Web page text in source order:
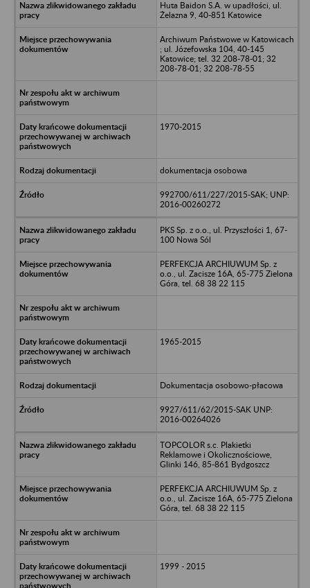
Huta Baidon S.A. w upadłości, ul.
Żelazna 9, 40-851 Katowice
Archiwum Państwowe w Katowicach
; ul. Józefowska 104, 40-145
Katowice; tel. 32 208-78-01; 32
208-78-01; 32 208-78-55
1970-2015
dokumentacja osobowa
992700/611/227/2015-SAK; UNP:
2016-00260272
PKS Sp. z o.o., ul. Przyszłości 1, 67-
100 Nowa Sól
PERFEKCJA ARCHIUWUM Sp. z
o.o., ul. Zacisze 16A, 65-775 Zielona
Góra, tel. 68 38 22 115
1965-2015
Dokumentacja osobowo-płacowa
9927/611/62/2015-SAK UNP:
2016-00264026
TOPCOLOR s.c. Plakietki
Reklamowe i Okolicznościowe,
Glinki 146, 85-861 Bydgoszcz
PERFEKCJA ARCHIUWUM Sp. z
o.o., ul. Zacisze 16A, 65-775 Zielona
Góra, tel. 68 38 22 115
1999 - 2015